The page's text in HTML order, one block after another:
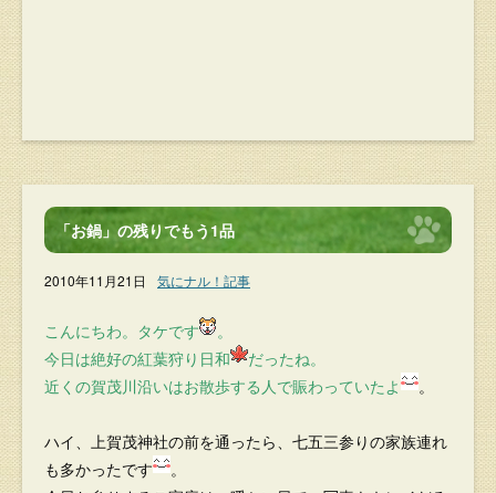
「お鍋」の残りでもう1品
2010年11月21日 気にナル！記事
こんにちわ。タケです
。
今日は絶好の紅葉狩り日和
だったね。
近くの賀茂川沿いはお散歩する人で賑わっていたよ
。
ハイ、上賀茂神社の前を通ったら、七五三参りの家族連れ
も多かったです
。